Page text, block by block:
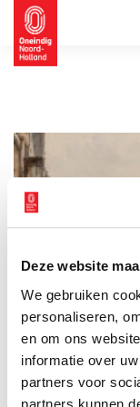
Deze website
We gebruiken
personaliseren,
en om ons
informatie over
partners voor
partners kunnen
Tegenwoordig leven
hooguit vervelend
ziekenhuisbezoek
geleden wel anders.
elkaar onder
infectieziektes
mensen toen